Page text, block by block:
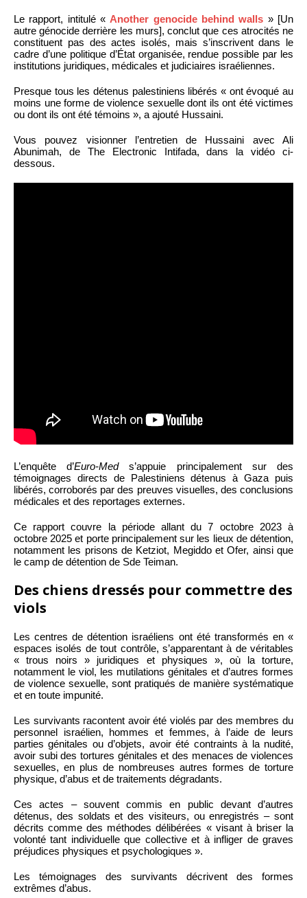
Le rapport, intitulé « Another genocide behind walls » [Un
autre génocide derrière les murs], conclut que ces atrocités ne
constituent pas des actes isolés, mais s’inscrivent dans le
cadre d’une politique d’État organisée, rendue possible par les
institutions juridiques, médicales et judiciaires israéliennes.
Presque tous les détenus palestiniens libérés « ont évoqué au
moins une forme de violence sexuelle dont ils ont été victimes
ou dont ils ont été témoins », a ajouté Hussaini.
Vous pouvez visionner l’entretien de Hussaini avec Ali
Abunimah, de The Electronic Intifada, dans la vidéo ci-
dessous.
L’enquête d’Euro-Meds’appuie principalement sur des
témoignages directs de Palestiniens détenus à Gaza puis
libérés, corroborés par des preuves visuelles, des conclusions
médicales et des reportages externes.
Ce rapport couvre la période allant du 7 octobre 2023 à
octobre 2025 et porte principalement sur les lieux de détention,
notamment les prisons de Ketziot, Megiddo et Ofer, ainsi que
le camp de détention de Sde Teiman.
Des chiens dressés pour commettre des
viols
Les centres de détention israéliens ont été transformés en «
espaces isolés de tout contrôle, s’apparentant à de véritables
« trous noirs » juridiques et physiques », où la torture,
notamment le viol, les mutilations génitales et d’autres formes
de violence sexuelle, sont pratiqués de manière systématique
et en toute impunité.
Les survivants racontent avoir été violés par des membres du
personnel israélien, hommes et femmes, à l’aide de leurs
parties génitales ou d’objets, avoir été contraints à la nudité,
avoir subi des tortures génitales et des menaces de violences
sexuelles, en plus de nombreuses autres formes de torture
physique, d’abus et de traitements dégradants.
Ces actes – souvent commis en public devant d’autres
détenus, des soldats et des visiteurs, ou enregistrés – sont
décrits comme des méthodes délibérées « visant à briser la
volonté tant individuelle que collective et à infliger de graves
préjudices physiques et psychologiques ».
Les témoignages des survivants décrivent des formes
extrêmes d’abus.